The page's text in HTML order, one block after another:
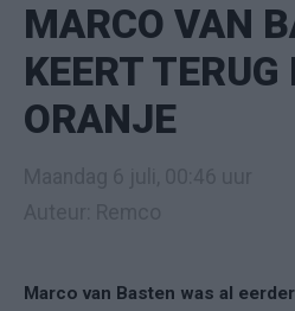
MARCO VAN
KEERT
ORANJE
Marco van Basten was al